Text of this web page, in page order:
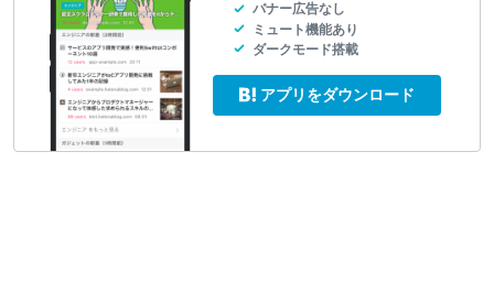
バナー広告なし
ミュート機能あり
ダークモード搭載
アプリをダウンロード